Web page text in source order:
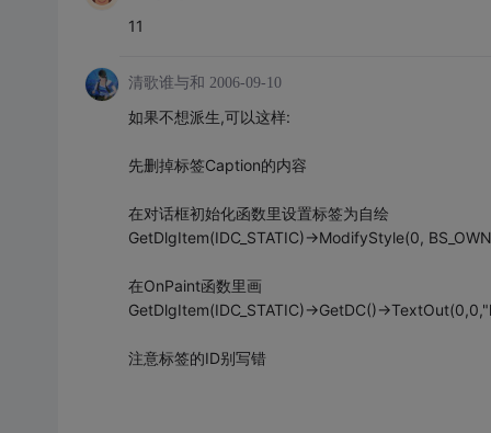
11
清歌谁与和 2006-09-10
如果不想派生,可以这样:
先删掉标签Caption的内容
在对话框初始化函数里设置标签为自绘
GetDlgItem(IDC_STATIC)->ModifyStyle(0,
在OnPaint函数里画
GetDlgItem(IDC_STATIC)->GetDC()-
注意标签的ID别写错